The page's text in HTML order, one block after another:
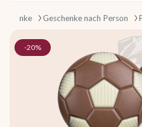
Geschenke nach Person
-20%